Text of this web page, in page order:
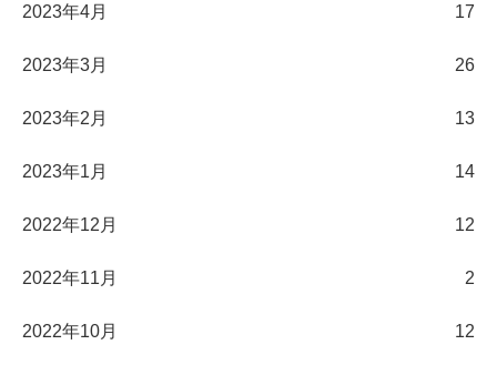
2023年4月 17
2023年3月 26
2023年2月 13
2023年1月 14
2022年12月 12
2022年11月 2
2022年10月 12